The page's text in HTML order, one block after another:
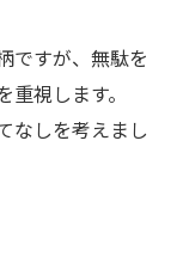
ですが、無駄を
視します。
なしを考えまし